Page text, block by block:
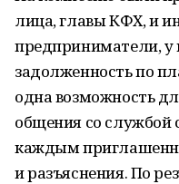
лица, главы КФХ, и
предприниматели, у
задолженность по
одна возможность
общения со службой
каждым
и разъяснения. По